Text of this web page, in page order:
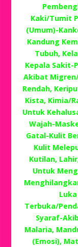
Kaki/Tumit
(Umum)-
Kandung
Tubuh,
Kepala Sakit-
Akibat
Rendah,
Kista, Kimia/
Untuk
Wajah-
Gatal-Kulit
Kulit
Kutilan,
Untuk
Terbuka/
Syaraf-
Malaria,
(Emosi),